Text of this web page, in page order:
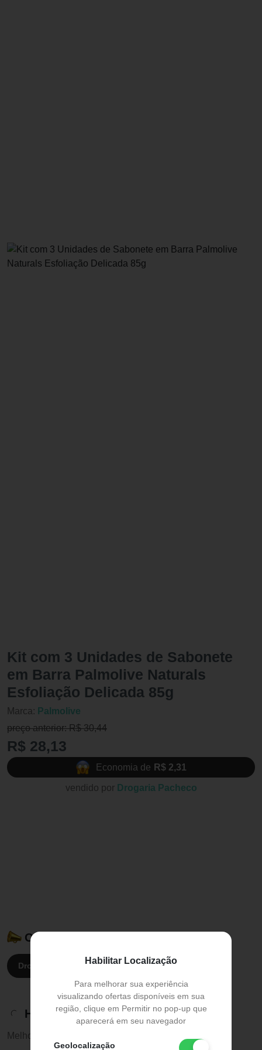
Habilitar Localização
Para melhorar sua experiência
visualizando ofertas disponíveis em sua
região, clique em Permitir no pop-up que
aparecerá em seu navegador
Geolocalização
Kit com 3 Unidades de Sabonete
em Barra Palmolive Naturals
Esfoliação Delicada 85g
Marca: Palmolive
preço anterior: R$ 30,44
R$ 28,13
Economia de R$ 2,31
vendido por Drogaria Pacheco
Ofertado também por:
Drogaria Pacheco:R$ 28,13
Histórico de preços
Melhor preço: